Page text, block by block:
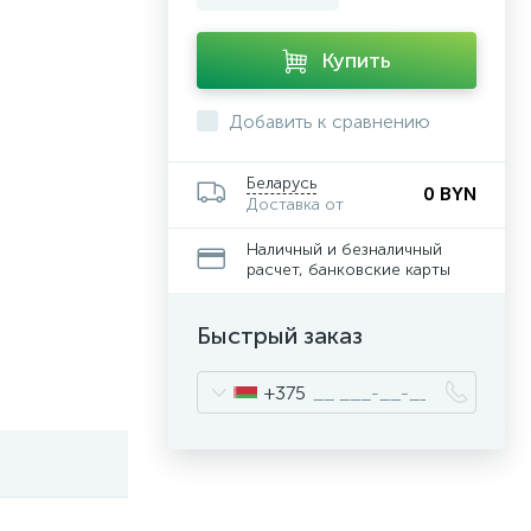
Купить
Добавить к сравнению
Беларусь
Доставка от
0 BYN
Наличный и безналичный
расчет, банковские карты
Быстрый заказ
+375